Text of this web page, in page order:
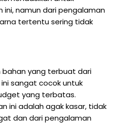
ini, namun dari pengalaman
tertentu sering tidak
bahan yang terbuat dari
sangat cocok untuk
yang terbatas.
ini adalah agak kasar, tidak
dan dari pengalaman